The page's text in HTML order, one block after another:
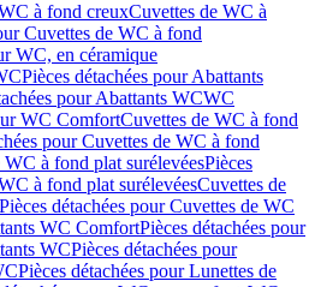
à fond creuxCuvettes de WC à
Cuvettes de WC à fond
WC, en céramique
Pièces détachées pour Abattants
pour Abattants WCWC
WC ComfortCuvettes de WC à fond
pour Cuvettes de WC à fond
WC à fond plat surélevéesPièces
à fond plat surélevéesCuvettes de
Pièces détachées pour Cuvettes de WC
WC ComfortPièces détachées pour
WCPièces détachées pour
Pièces détachées pour Lunettes de